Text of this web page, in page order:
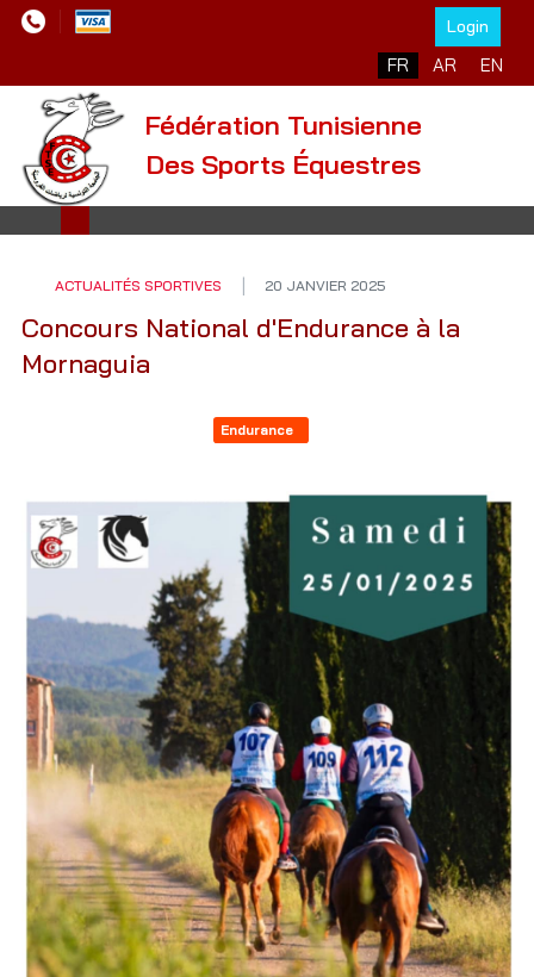
Login
Sélectionnez votre
FR AR EN
Fédération Tunisienne
Des Sports Équestres
ACTUALITÉS SPORTIVES 20 JANVIER 2025
Concours National d'Endurance à la
Mornaguia
Endurance